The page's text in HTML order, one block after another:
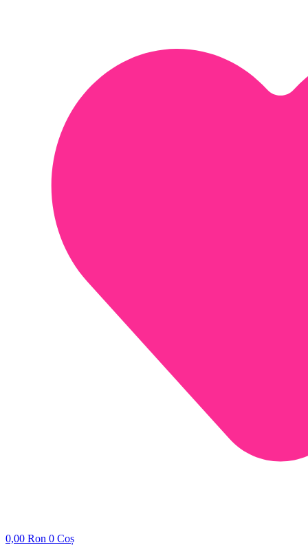
0,00 Ron 0 Coș